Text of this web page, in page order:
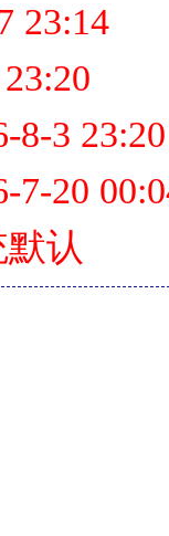
23:14
8-3 23:20
7-20
认